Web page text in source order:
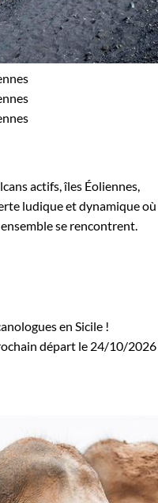
actifs, îles Éoliennes,
ludique et dynamique où
se rencontrent.
en Sicile !
départ le 24/10/2026